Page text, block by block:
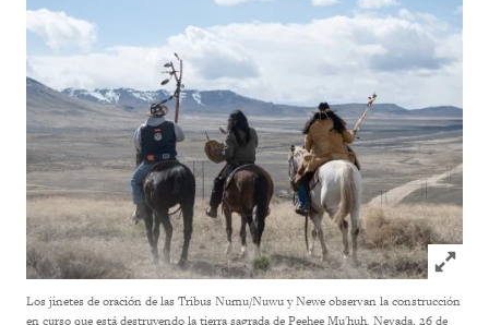
Click to
Los jinetes de oración de las Tribus Numu/Nuwu y Newe observan la construcción
en curso que está destruyendo la tierra sagrada de Peehee Mu'huh. Nevada, 26 de